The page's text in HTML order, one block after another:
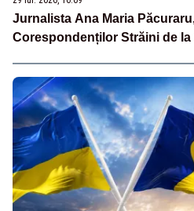
Jurnalista Ana Maria
Corespondenților Străini de la